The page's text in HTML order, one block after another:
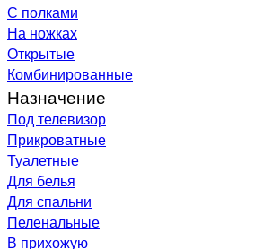
С полками
На ножках
Открытые
Комбинированные
Назначение
Под телевизор
Прикроватные
Туалетные
Для белья
Для спальни
Пеленальные
В прихожую